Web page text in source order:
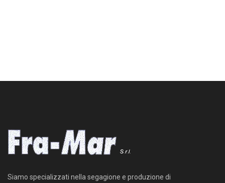
Siamo specializzati nella segagione e produzione di